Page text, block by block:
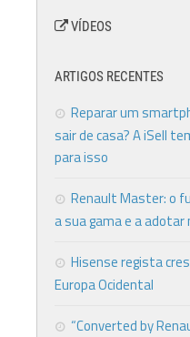
VÍDEOS
ARTIGOS RECENTES
Reparar um
sair de casa? A iSell
para isso
Renault Master: o
a sua gama e a
Hisense regista
Europa Ocidental
“Converted by